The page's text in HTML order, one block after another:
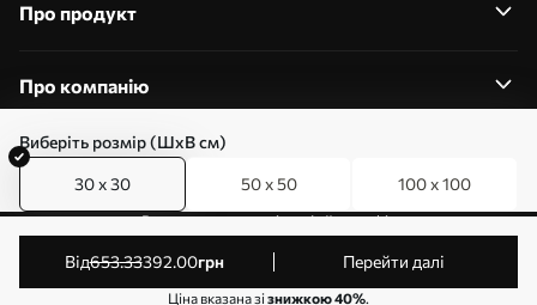
Виберіть розмір (ШхВ см)
30 x 30 50 x 50 100 x 100
від653.33392.00грн Перейти далі
Ціна вказана зізнижкою 40%.
Про продукт
Про компанію
0800357223
Редагування дозволів на файли cookie
© 2011-2026 Art-holst. Усі права захищені. Власник:
ТОВ “КЛЄВЄР”. Код ЄДРПОУ: 31780602.